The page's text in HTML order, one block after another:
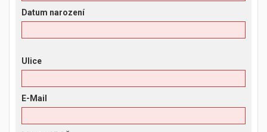
Datum narození
Ulice
E-Mail